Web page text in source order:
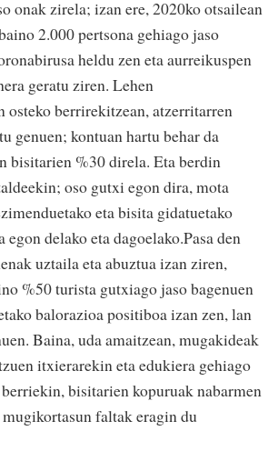
onak zirela; izan ere, 2020ko otsailean
2.000 pertsona gehiago jaso
heldu zen eta aurreikuspen
geratu ziren. Lehen
osteko berrirekitzean, atzerritarren
genuen; kontuan hartu behar da
bisitarien %30 direla. Eta berdin
oso gutxi egon dira, mota
eta bisita gidatuetako
delako eta dagoelako.Pasa den
uztaila eta abuztua izan ziren,
%50 turista gutxiago jaso bagenuen
balorazioa positiboa izan zen, lan
Baina, uda amaitzean, mugakideak
itxierarekin eta edukiera gehiago
bisitarien kopuruak nabarmen
faltak eragin du